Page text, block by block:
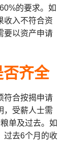
的要求。如
收入不符合资
要以资产申请
齐全
符合按揭申请
，受薪人士需
单及过去。如
过去6个月的收